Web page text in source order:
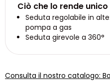
Ciò che lo rende unico
Seduta regolabile in
pompa a gas
Seduta girevole a 360°
Consulta il nostro catalogo: